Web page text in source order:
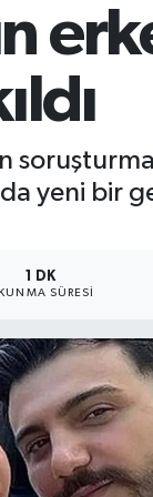
yeni bir
1 DK
SÜRESI